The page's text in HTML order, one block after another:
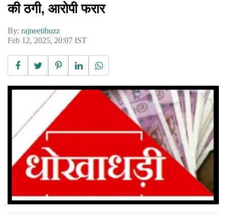
की ठगी, आरोपी फरार
By: rajneetibuzz
Feb 12, 2025, 20:07 IST